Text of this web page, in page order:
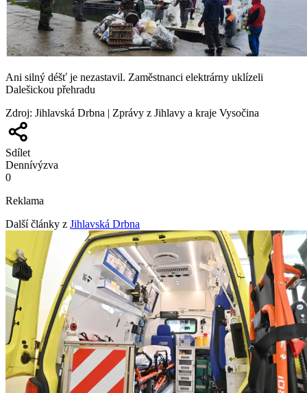
Ani silný déšť je nezastavil. Zaměstnanci elektrárny uklízeli
Dalešickou přehradu
Zdroj: Jihlavská Drbna | Zprávy z Jihlavy a kraje Vysočina
Sdílet
Dennívýzva
0
Reklama
Další články z Jihlavská Drbna